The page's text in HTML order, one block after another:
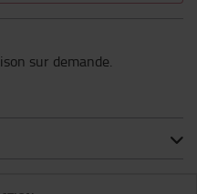
sur demande.